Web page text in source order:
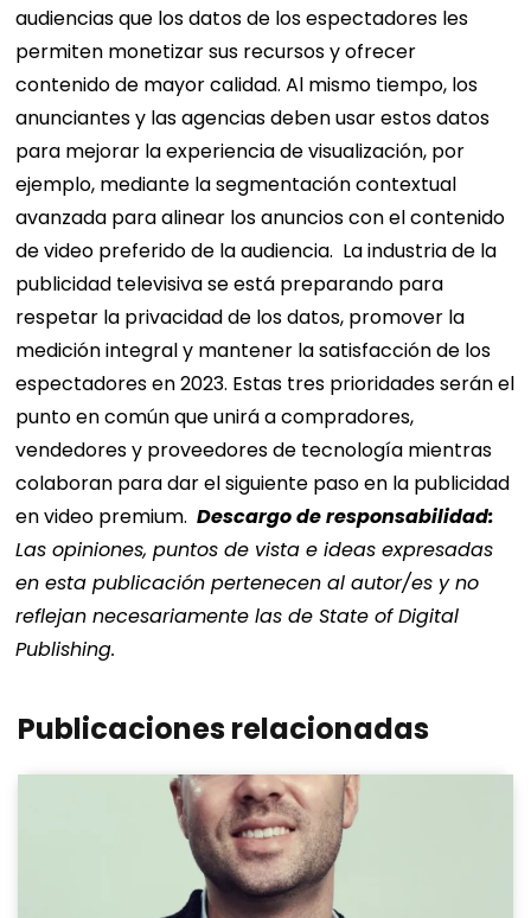
audiencias que los datos de los espectadores les
permiten monetizar sus recursos y ofrecer
contenido de mayor calidad. Al mismo tiempo, los
anunciantes y las agencias deben usar estos datos
para mejorar la experiencia de visualización, por
ejemplo, mediante la segmentación contextual
avanzada para alinear los anuncios con el contenido
de video preferido de la audiencia. La industria de la
publicidad televisiva se está preparando para
respetar la privacidad de los datos, promover la
medición integral y mantener la satisfacción de los
espectadores en 2023. Estas tres prioridades serán el
punto en común que unirá a compradores,
vendedores y proveedores de tecnología mientras
colaboran para dar el siguiente paso en la publicidad
en video premium. Descargo de responsabilidad:
Las opiniones, puntos de vista e ideas expresadas
en esta publicación pertenecen al autor/es y no
reflejan necesariamente las de State of Digital
Publishing.
Publicaciones relacionadas